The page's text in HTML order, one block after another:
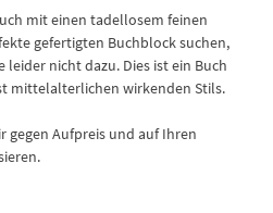
mit einen tadellosem feinen
gefertigten Buchblock suchen,
leider nicht dazu. Dies ist ein Buch
mittelalterlichen wirkenden Stils.
Aufpreis und auf Ihren